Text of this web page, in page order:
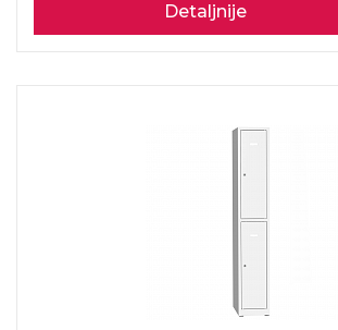
Detaljnije